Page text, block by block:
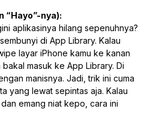
“Hayo”-nya):
aplikasinya hilang sepenuhnya?
di App Library. Kalau
layar iPhone kamu ke kanan
masuk ke App Library. Di
manisnya. Jadi, trik ini cuma
yang lewat sepintas aja. Kalau
emang niat kepo , cara ini